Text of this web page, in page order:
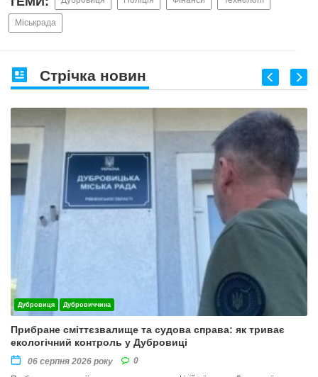
Міськрада
Стрічка новин
Дубровиця Дубровиччина
Прибране сміттєзвалище та судова справа: як триває
екологічний контроль у Дубровиці
06 серпня 2026 року 0